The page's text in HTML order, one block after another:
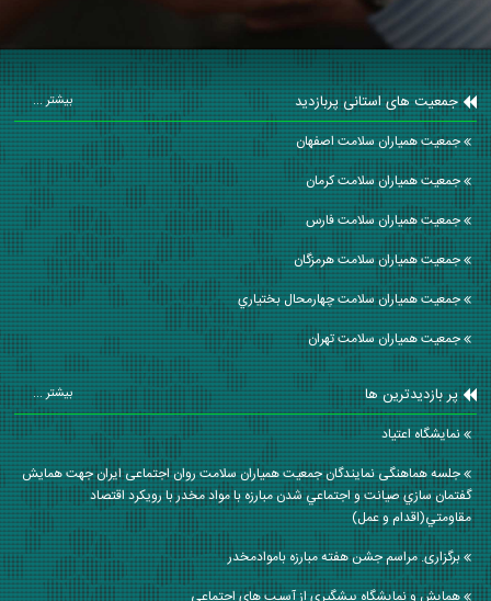
جمعیت های استانی پربازدید بیشتر ...
جمعیت همیاران سلامت اصفهان
جمعیت همیاران سلامت كرمان
جمعیت همیاران سلامت فارس
جمعیت همیاران سلامت هرمزگان
جمعیت همیاران سلامت چهارمحال بختياري
جمعیت همیاران سلامت تهران
پر بازدیدترین ها بیشتر ...
نمایشگاه اعتیاد
جلسه هماهنگی نمایندگان جمعیت همیاران سلامت روان اجتماعی ایران جهت همايش
گفتمان سازي صيانت و اجتماعي شدن مبارزه با مواد مخدر با رويكرد اقتصاد
مقاومتي(اقدام و عمل)
برگزاری. مراسم جشن هفته مبارزه باموادمخدر
همایش و نمایشگاه پیشگیری از آسیب های اجتماعی